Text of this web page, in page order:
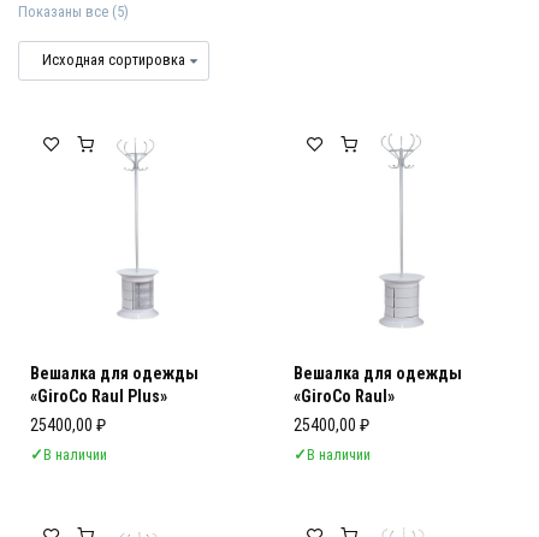
Показаны все (5)
Вешалка для одежды
«GiroCo Raul Plus»
25400,00 ₽
✓В наличии
Вешалка для одежды
«GiroCo Raul»
25400,00 ₽
✓В наличии